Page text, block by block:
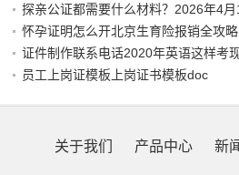
探亲公证都需要什么材料？2026年4月
证件制作联系电话2020年英语这样考
员工上岗证模板上岗证书模板doc
关于我们 产品中心 新